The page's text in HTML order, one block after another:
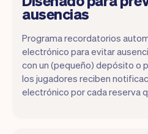
ausencias
Programa recordatorios
electrónico para evitar
con un (pequeño) depósito o
los jugadores reciben
electrónico por cada reserva